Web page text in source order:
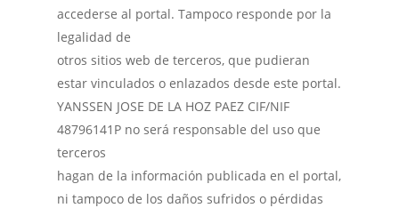
accederse al portal. Tampoco responde por la
legalidad de
otros sitios web de terceros, que pudieran
estar vinculados o enlazados desde este portal.
YANSSEN JOSE DE LA HOZ PAEZ CIF/NIF
48796141P no será responsable del uso que
terceros
hagan de la información publicada en el portal,
ni tampoco de los daños sufridos o pérdidas